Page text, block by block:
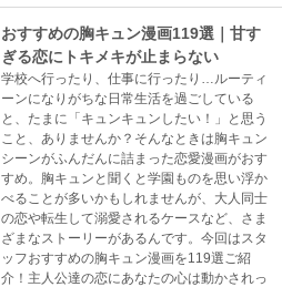
おすすめの胸キュン漫画119選｜甘す
ぎる恋にトキメキが止まらない
学校へ行ったり、仕事に行ったり…ルーティ
ーンになりがちな日常生活を過ごしている
と、たまに「キュンキュンしたい！」と思う
こと、ありませんか？そんなときは胸キュン
シーンがふんだんに詰まった恋愛漫画がおす
すめ。胸キュンと聞くと学園ものを思い浮か
べることが多いかもしれませんが、大人同士
の恋や転生して溺愛されるケースなど、さま
ざまなストーリーがあるんです。今回はスタ
ッフおすすめの胸キュン漫画を119選ご紹
介！主人公達の恋にあなたの心は動かされっ